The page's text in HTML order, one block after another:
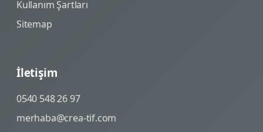
Kullanım Şartları
Sitemap
İletişim
0540 548 26 97
merhaba@crea-tif.com